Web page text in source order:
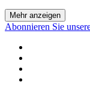
Mehr anzeigen
Abonnieren Sie